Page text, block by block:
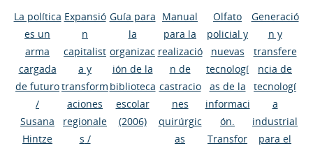
La política
es un
arma
cargada
de futuro
/
Susana
Hintze
Expansió
n
capitalist
a y
transform
aciones
regionale
s /
Guía para
la
organizac
ión de la
biblioteca
escolar
(2006)
Manual
para la
realizació
n de
castracio
nes
quirúrgic
as
Olfato
policial y
nuevas
tecnologí
as de la
informaci
ón.
Transfor
Generació
n y
transfere
ncia de
tecnologí
a
industrial
para el